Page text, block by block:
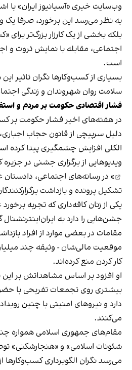
وب‌سایت خبری «آسیانیوز ایران» با
به نظر می‌رسد این برخورد، صرفا
بلکه بخشی از یک کارزار بزرگ‌تر برای
اجتماعی، مقابله با نمایش ثروت و
است.
بسیاری از کسب‌وکارها نگران تاثیر
سلامت روان شهروندان و زندگی
فشار اقتصادی حکومت بر مردم و
در هفته‌های اخیر فشار حکومت بر
دلیل سرپیچی از قانون حجاب
الکلی افزایش چشمگیری پیدا کرده
ویدیوهایی از برگزاری جشنی در
» در رسانه‌های اجتماعی،
تشکیل پرونده و بازداشت
یکی از زنان کافه‌داری که تجربه
جشن‌هایی را دارد به
مقامات در بعضی موارد از افراد
موقعیت مالی‌شان - وثیقه چند
کار کردن منع کرده‌اند.
او افزود بر اساس مشاهداتش بر
بیشتری روی تجمعات تفریحی با
دارد و نیروهای امنیتی با چنین
می‌کنند.
مقام‌های جمهوری اسلامی همواره
شئونات اسلامی» و «هنجارشکنی»
می‌رسد نگران الگوبرداری کسب‌وکارها